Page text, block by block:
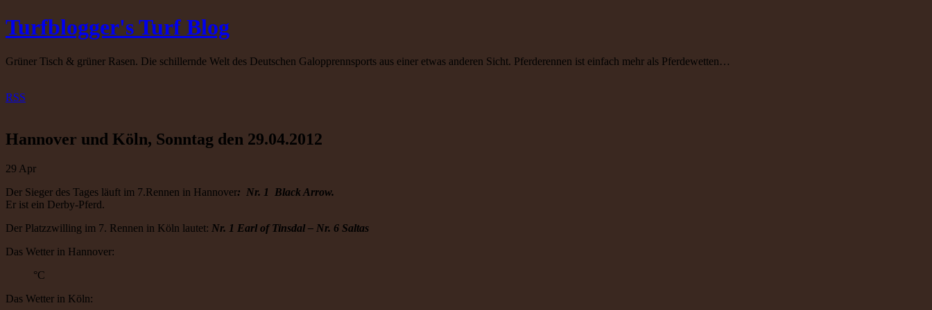
Turfblogger's Turf Blog
Grüner Tisch & grüner Rasen. Die schillernde Welt des Deutschen Galopprennsports aus einer etwas anderen Sicht. Pferderennen ist einfach mehr als Pferdewetten…
RSS
Hannover und Köln, Sonntag den 29.04.2012
29 Apr
Der Sieger des Tages läuft im 7.Rennen in Hannover: Nr. 1 Black Arrow.
Er ist ein Derby-Pferd.
Der Platzzwilling im 7. Rennen in Köln lautet: Nr. 1 Earl of Tinsdal – Nr. 6 Saltas
Das Wetter in Hannover:
°C
Das Wetter in Köln: